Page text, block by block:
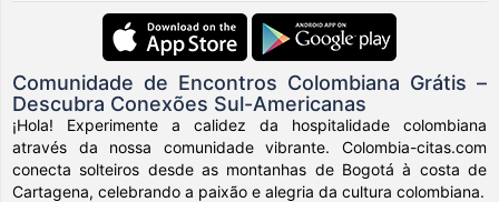
Comunidade de Encontros Colombiana Grátis –
Descubra Conexões Sul-Americanas
¡Hola! Experimente a calidez da hospitalidade colombiana
através da nossa comunidade vibrante. Colombia-citas.com
conecta solteiros desde as montanhas de Bogotá à costa de
Cartagena, celebrando a paixão e alegria da cultura colombiana.